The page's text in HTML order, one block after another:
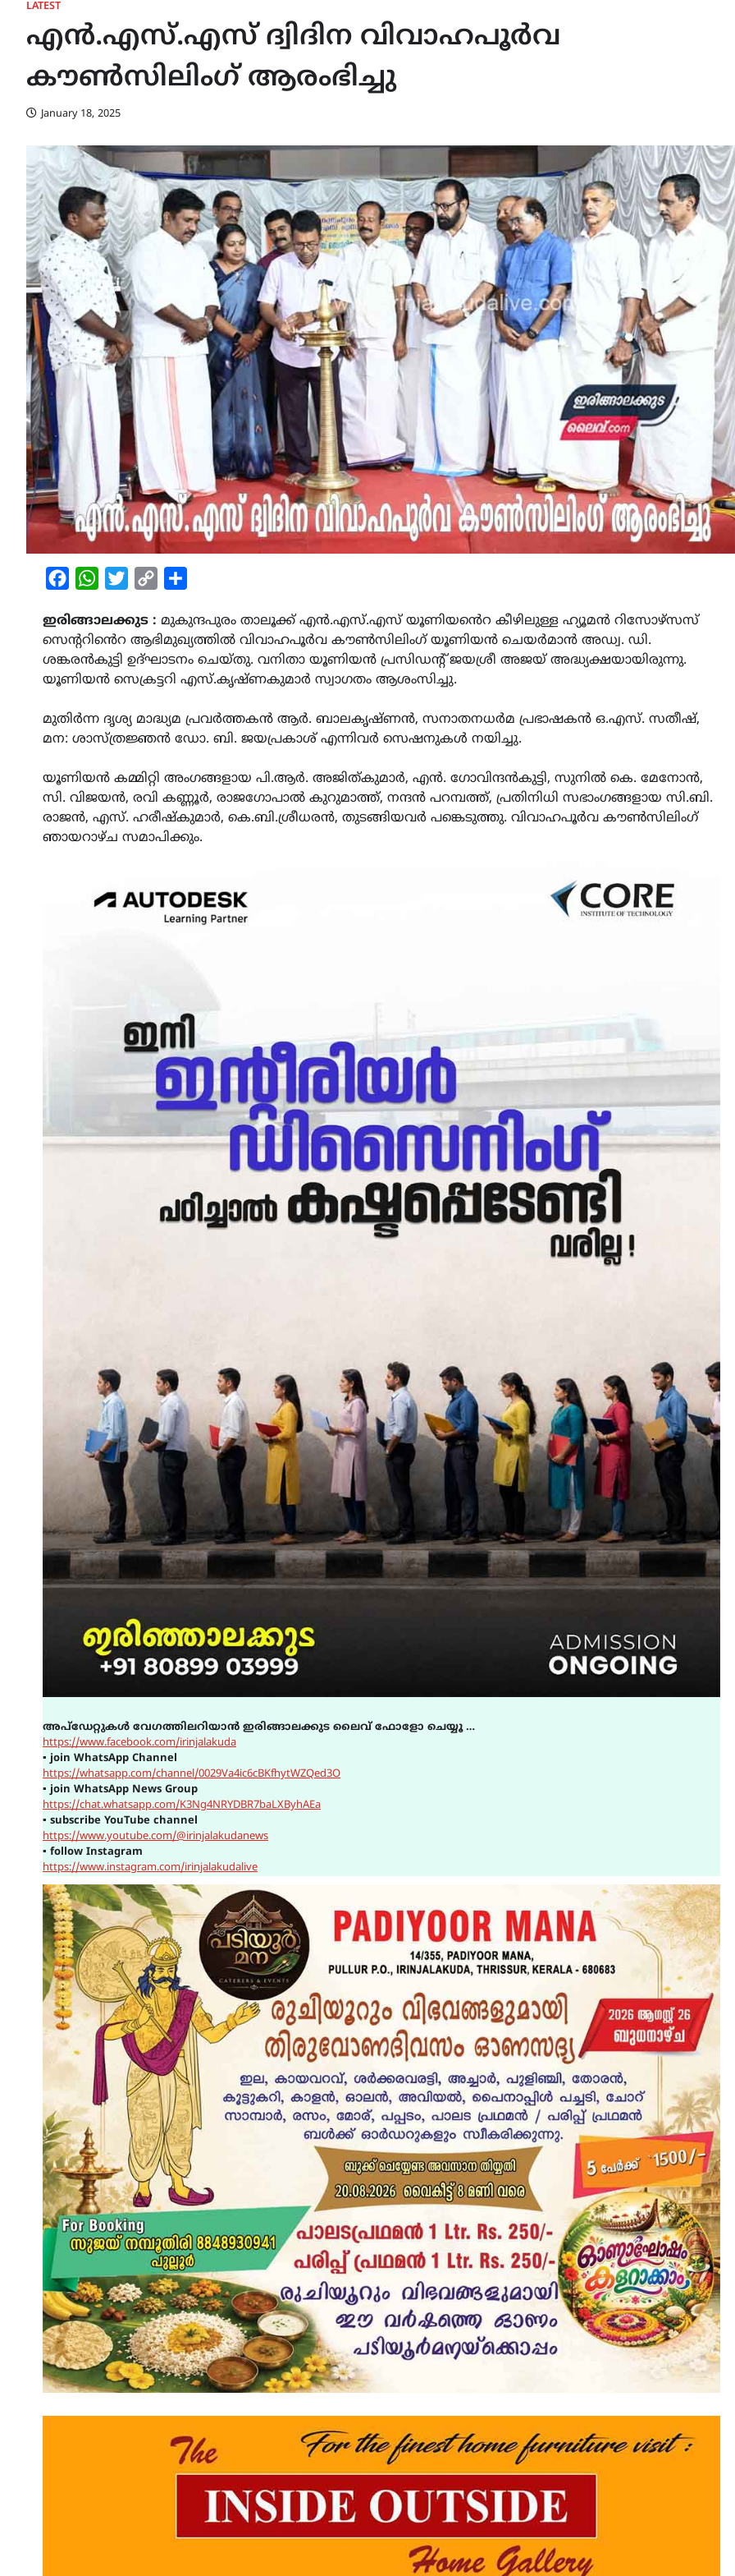
LATEST
എൻ.എസ്‌.എസ്‌ ദ്വിദിന വിവാഹപൂർവ
കൗൺസിലിംഗ് ആരംഭിച്ചു
January 18, 2025
FacebookWhatsAppTwitterCopy
ഇരിങ്ങാലക്കുട : മുകുന്ദപുരം താലൂക്ക് എൻ.എസ്.എസ് യൂണിയൻെറ കീഴിലുള്ള ഹ്യൂമൻ റിസോഴ്‌സസ്
സെൻ്ററിൻെറ ആഭിമുഖ്യത്തിൽ വിവാഹപൂർവ കൗൺസിലിംഗ് യൂണിയൻ ചെയർമാൻ അഡ്വ. ഡി.
ശങ്കരൻകുട്ടി ഉദ്ഘാടനം ചെയ്തു. വനിതാ യൂണിയൻ പ്രസിഡന്റ് ജയശ്രീ അജയ് അദ്ധ്യക്ഷയായിരുന്നു.
യൂണിയൻ സെക്രട്ടറി എസ്‌.കൃഷ്ണകുമാർ സ്വാഗതം ആശംസിച്ചു.
മുതിർന്ന ദൃശ്യ മാദ്ധ്യമ പ്രവർത്തകൻ ആർ. ബാലകൃഷ്ണൻ, സനാതനധർമ പ്രഭാഷകൻ ഒ.എസ്. സതീഷ്,
മന: ശാസ്ത്രജ്ഞൻ ഡോ. ബി. ജയപ്രകാശ് എന്നിവർ സെഷനുകൾ നയിച്ചു.
യൂണിയൻ കമ്മിറ്റി അംഗങ്ങളായ പി.ആർ. അജിത്കുമാർ, എൻ. ഗോവിന്ദൻകുട്ടി, സുനിൽ കെ. മേനോൻ,
സി. വിജയൻ, രവി കണ്ണൂർ, രാജഗോപാൽ കുറുമാത്ത്, നന്ദൻ പറമ്പത്ത്, പ്രതിനിധി സഭാംഗങ്ങളായ സി.ബി.
രാജൻ, എസ്‌. ഹരീഷ്കുമാർ, കെ.ബി.ശ്രീധരൻ, തുടങ്ങിയവർ പങ്കെടുത്തു. വിവാഹപൂർവ കൗൺസിലിംഗ്
ഞായറാഴ്ച സമാപിക്കും.
അപ്ഡേറ്റുകൾ വേഗത്തിലറിയാൻ ഇരിങ്ങാലക്കുട ലൈവ് ഫോളോ ചെയ്യൂ …
https://www.facebook.com/irinjalakuda
▪ join WhatsApp Channel
https://whatsapp.com/channel/0029Va4ic6cBKfhytWZQed3O
▪ join WhatsApp News Group
https://chat.whatsapp.com/K3Ng4NRYDBR7baLXByhAEa
▪ subscribe YouTube channel
https://www.youtube.com/@irinjalakudanews
▪ follow Instagram
https://www.instagram.com/irinjalakudalive
സെന്റ് ജോസഫ്സ് കോളജ്
കോമേഴ്‌സ്
തുടക്കമായി
August 6, 2026